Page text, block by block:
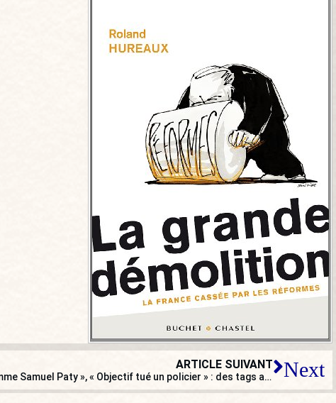
ARTICLE SUIVANT
« On va vous coupé la tête comme Samuel Paty », « Objectif tué un policier » : des tags appellent à la mort de policiers (Yvelines) Next